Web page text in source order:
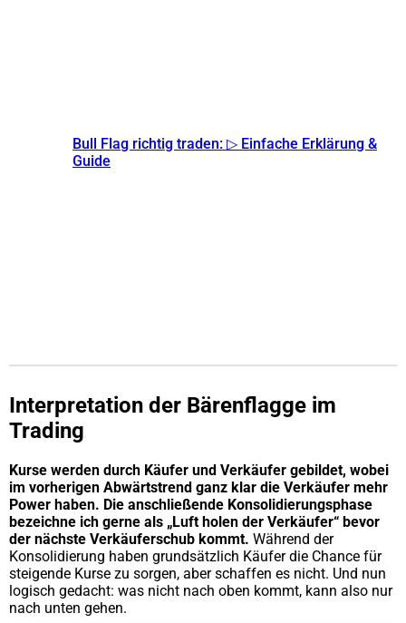
Bull Flag richtig traden: ▷ Einfache Erklärung &
Guide
Interpretation der Bärenflagge im
Trading
Kurse werden durch Käufer und Verkäufer gebildet, wobei
im vorherigen Abwärtstrend ganz klar die Verkäufer mehr
Power haben. Die anschließende Konsolidierungsphase
bezeichne ich gerne als „Luft holen der Verkäufer“ bevor
der nächste Verkäuferschub kommt. Während der
Konsolidierung haben grundsätzlich Käufer die Chance für
steigende Kurse zu sorgen, aber schaffen es nicht. Und nun
logisch gedacht: was nicht nach oben kommt, kann also nur
nach unten gehen.